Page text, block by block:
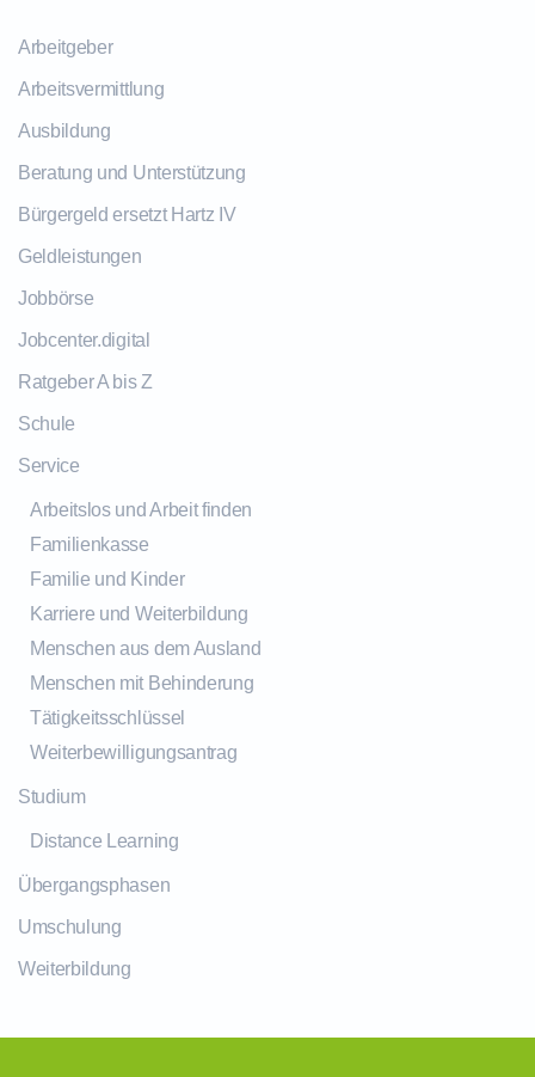
Arbeitgeber
Arbeitsvermittlung
Ausbildung
Beratung und Unterstützung
Bürgergeld ersetzt Hartz IV
Geldleistungen
Jobbörse
Jobcenter.digital
Ratgeber A bis Z
Schule
Service
Arbeitslos und Arbeit finden
Familienkasse
Familie und Kinder
Karriere und Weiterbildung
Menschen aus dem Ausland
Menschen mit Behinderung
Tätigkeitsschlüssel
Weiterbewilligungsantrag
Studium
Distance Learning
Übergangsphasen
Umschulung
Weiterbildung